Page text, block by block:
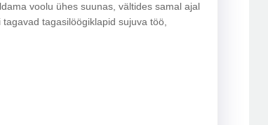
voolu ühes suunas, vältides samal ajal
tagasilöögiklapid sujuva töö,